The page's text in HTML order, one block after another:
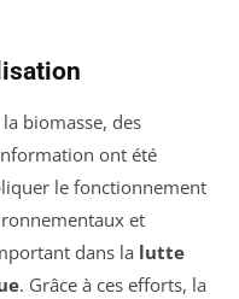
biomasse, des
ont été
le fonctionnement
et
dans la lutte
. Grâce à ces efforts, la